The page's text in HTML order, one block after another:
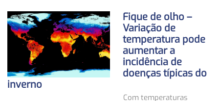
Fique de olho –
Variação de
temperatura pode
aumentar a
incidência de
doenças típicas do
inverno
Com temperaturas